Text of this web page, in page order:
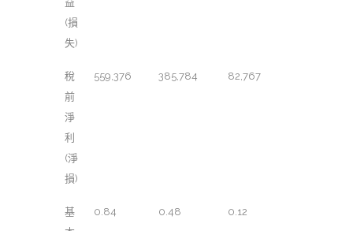
(損
失)
稅
前
淨
利
(淨
損)
559,376 385,784 82,767
基
0.84 0.48 0.12